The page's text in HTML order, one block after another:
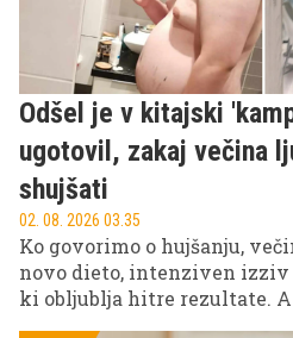
Odšel je v kitajski
ugotovil, zakaj večina
shujšati
02. 08. 2026 03.35
Ko govorimo o hujšanju,
novo dieto, intenziven izziv
ki obljublja hitre rezultate. A